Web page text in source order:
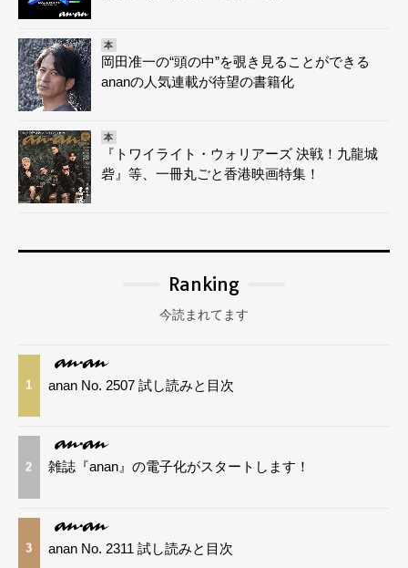
本
岡田准一の“頭の中”を覗き見ることができる
ananの人気連載が待望の書籍化
本
『トワイライト・ウォリアーズ 決戦！九龍城
砦』等、一冊丸ごと香港映画特集！
Ranking
今読まれてます
1 anan No. 2507 試し読みと目次
2 雑誌『anan』の電子化がスタートします！
3 anan No. 2311 試し読みと目次